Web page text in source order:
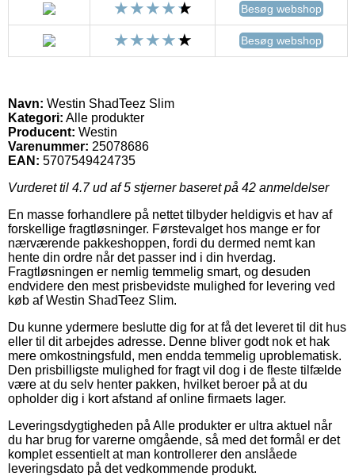
Besøg webshop
Besøg webshop
Navn: Westin ShadTeez Slim
Kategori: Alle produkter
Producent: Westin
Varenummer: 25078686
EAN: 5707549424735
Vurderet til 4.7ud af 5 stjerner baseret på 42 anmeldelser
En masse forhandlere på nettet tilbyder heldigvis et hav af
forskellige fragtløsninger. Førstevalget hos mange er for
nærværende pakkeshoppen, fordi du dermed nemt kan
hente din ordre når det passer ind i din hverdag.
Fragtløsningen er nemlig temmelig smart, og desuden
endvidere den mest prisbevidste mulighed for levering ved
køb af Westin ShadTeez Slim.
Du kunne ydermere beslutte dig for at få det leveret til dit hus
eller til dit arbejdes adresse. Denne bliver godt nok et hak
mere omkostningsfuld, men endda temmelig uproblematisk.
Den prisbilligste mulighed for fragt vil dog i de fleste tilfælde
være at du selv henter pakken, hvilket beroer på at du
opholder dig i kort afstand af online firmaets lager.
Leveringsdygtigheden på Alle produkter er ultra aktuel når
du har brug for varerne omgående, så med det formål er det
komplet essentielt at man kontrollerer den anslåede
leveringsdato på det vedkommende produkt.